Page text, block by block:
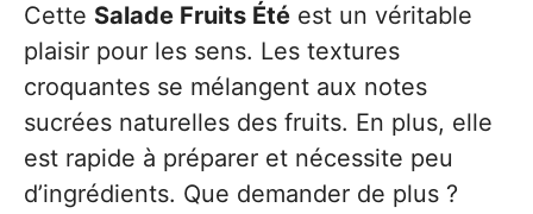
Cette Salade Fruits Été est un véritable
plaisir pour les sens. Les textures
croquantes se mélangent aux notes
sucrées naturelles des fruits. En plus, elle
est rapide à préparer et nécessite peu
d’ingrédients. Que demander de plus ?